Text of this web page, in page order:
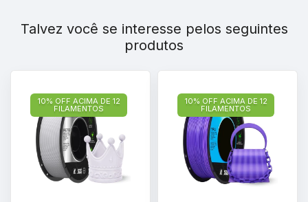
Talvez você se interesse pelos seguintes
produtos
10% OFF ACIMA DE 12
FILAMENTOS
10% OFF ACIMA DE 12
FILAMENTOS